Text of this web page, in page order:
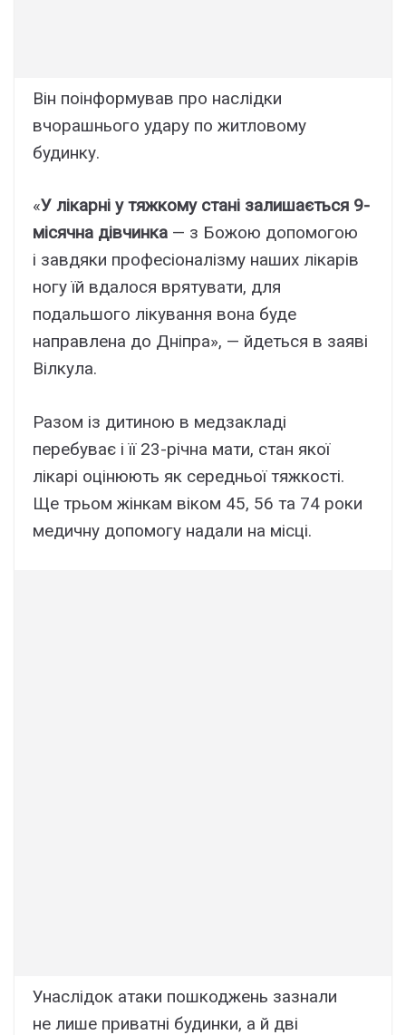
Він поінформував про наслідки
вчорашнього удару по житловому
будинку.
«У лікарні у тяжкому стані залишається 9-
місячна дівчинка — з Божою допомогою
і завдяки професіоналізму наших лікарів
ногу їй вдалося врятувати, для
подальшого лікування вона буде
направлена до Дніпра», — йдеться в заяві
Вілкула.
Разом із дитиною в медзакладі
перебуває і її 23-річна мати, стан якої
лікарі оцінюють як середньої тяжкості.
Ще трьом жінкам віком 45, 56 та 74 роки
медичну допомогу надали на місці.
Унаслідок атаки пошкоджень зазнали
не лише приватні будинки, а й дві